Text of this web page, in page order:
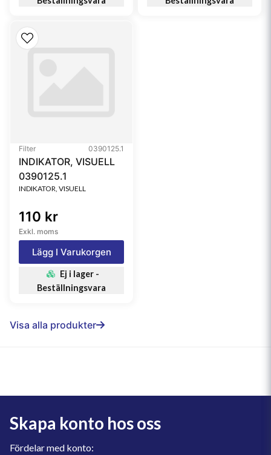
Filter 0390125.1
INDIKATOR, VISUELL
0390125.1
INDIKATOR, VISUELL
110 kr
Exkl. moms
Lägg I Varukorgen
Ej i lager -
Beställningsvara
Visa alla produkter
Skapa konto hos oss
Fördelar med konto: